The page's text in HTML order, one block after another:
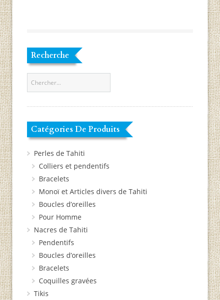
Recherche
Catégories De Produits
Perles de Tahiti
Colliers et pendentifs
Bracelets
Monoï et Articles divers de Tahiti
Boucles d’oreilles
Pour Homme
Nacres de Tahiti
Pendentifs
Boucles d’oreilles
Bracelets
Coquilles gravées
Tikis